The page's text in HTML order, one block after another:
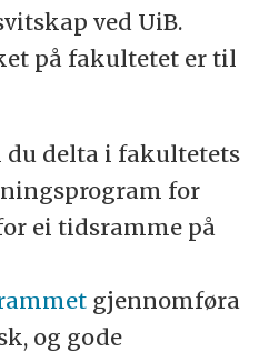
ved UiB.
på fakultetet er til
delta i fakultetets
for
ei tidsramme på
gjennomføra
og gode